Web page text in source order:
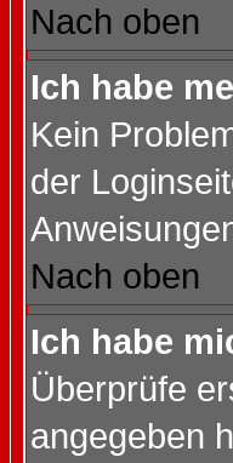
Nach oben
Ich habe
Kein
der
Nach oben
Ich habe
Überprüfe
angegeben